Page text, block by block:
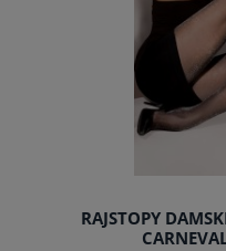
RAJSTOPY